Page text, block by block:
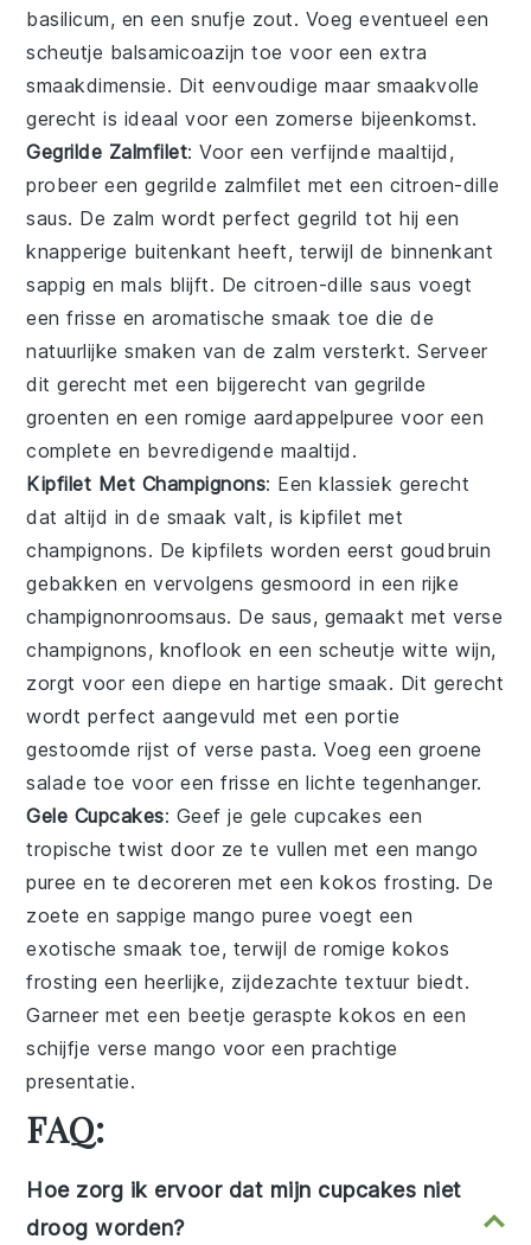
basilicum, en een snufje zout. Voeg eventueel een
scheutje balsamicoazijn toe voor een extra
smaakdimensie. Dit eenvoudige maar smaakvolle
gerecht is ideaal voor een zomerse bijeenkomst.
Gegrilde Zalmfilet: Voor een verfijnde maaltijd,
probeer eengegrilde zalmfilet met een citroen-dille
saus. De zalm wordt perfect gegrild tot hij een
knapperige buitenkant heeft, terwijl de binnenkant
sappig en mals blijft. Decitroen-dille saus voegt
een frisse en aromatische smaak toe die de
natuurlijke smaken van de zalm versterkt. Serveer
dit gerecht met een bijgerecht van gegrilde
groenten en eenromige aardappelpuree voor een
complete en bevredigende maaltijd.
Kipfilet Met Champignons: Een klassiek gerecht
dat altijd in de smaak valt, iskipfilet met
champignons. De kipfilets worden eerst goudbruin
gebakken en vervolgens gesmoord in een rijke
champignonroomsaus. De saus, gemaakt met verse
champignons, knoflook en een scheutje witte wijn,
zorgt voor een diepe en hartige smaak. Dit gerecht
wordt perfect aangevuld met een portie
gestoomde rijst of verse pasta. Voeg een groene
salade toe voor een frisse en lichte tegenhanger.
Gele Cupcakes: Geef je gele cupcakes een
tropische twist door ze te vullen met eenmango
puree en te decoreren met eenkokos frosting. De
zoete en sappige mango puree voegt een
exotische smaak toe, terwijl de romige kokos
frosting een heerlijke, zijdezachte textuur biedt.
Garneer met een beetje gerasptekokos en een
schijfje verse mango voor een prachtige
presentatie.
FAQ:
Hoe zorg ik ervoor dat mijn cupcakes niet
droog worden?